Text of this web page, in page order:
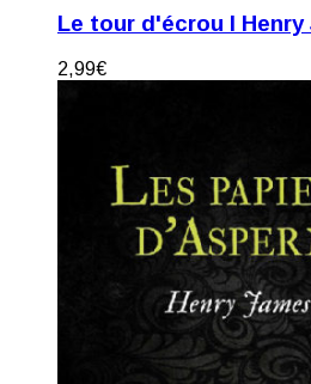
Le tour d'écrou I Henry
2,99€